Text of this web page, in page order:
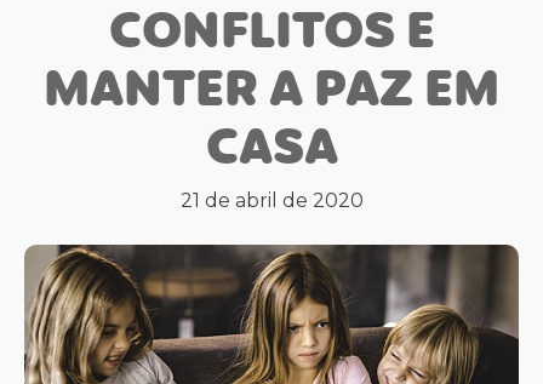
CONFLITOS E
MANTER A PAZ EM
CASA
21 de abril de 2020